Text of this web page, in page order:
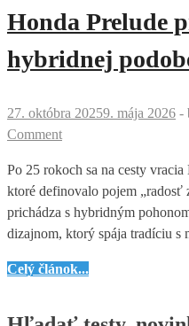
Honda Prelude
hybridnej
27. októbra 20259. mája 2026 -
Comment
Po 25 rokoch sa na cesty
ktoré definovalo pojem „radosť
prichádza s hybridným
dizajnom, ktorý spája tradíciu s
Legenda
Celý článok...